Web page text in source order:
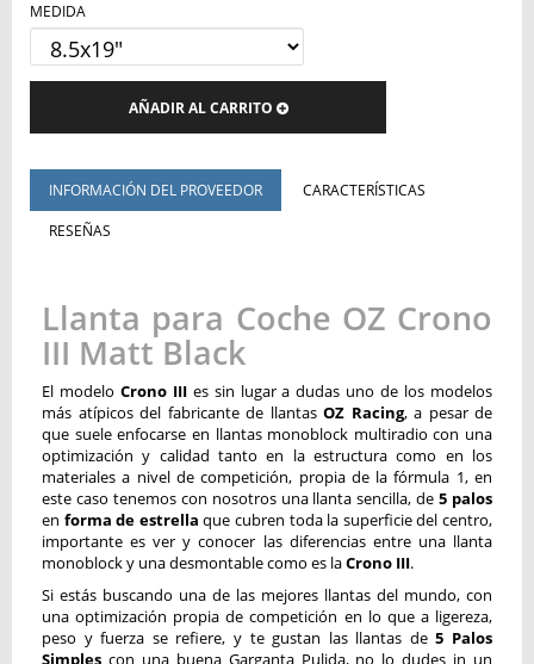
MEDIDA
AÑADIR AL CARRITO
INFORMACIÓN DEL PROVEEDOR
CARACTERÍSTICAS
RESEÑAS
Llanta para Coche OZ Crono
III Matt Black
El modelo Crono IIIes sin lugar a dudas uno de los modelos
más atípicos del fabricante de llantas OZ Racing, a pesar de
que suele enfocarse en llantas monoblock multiradio con una
optimización y calidad tanto en la estructura como en los
materiales a nivel de competición, propia de la fórmula 1, en
este caso tenemos con nosotros una llanta sencilla, de5 palos
en forma de estrella que cubren toda la superficie del centro,
importante es ver y conocer las diferencias entre una llanta
monoblock y una desmontable como es laCrono III.
Si estás buscando una de las mejores llantas del mundo, con
una optimización propia de competición en lo que a ligereza,
peso y fuerza se refiere, y te gustan las llantas de5 Palos